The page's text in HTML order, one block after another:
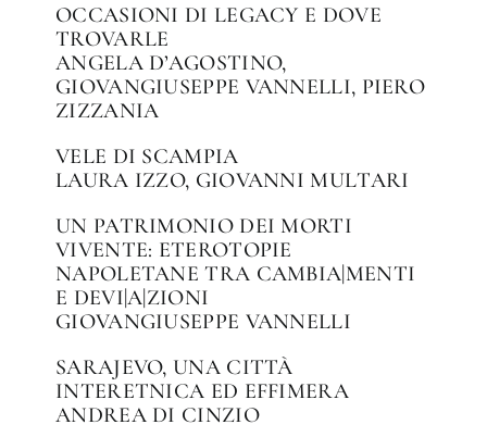
OCCASIONI DI LEGACY E DOVE
TROVARLE
ANGELA D’AGOSTINO,
GIOVANGIUSEPPE VANNELLI, PIERO
ZIZZANIA
VELE DI SCAMPIA
LAURA IZZO, GIOVANNI MULTARI
UN PATRIMONIO DEI MORTI
VIVENTE: ETEROTOPIE
NAPOLETANE TRA CAMBIA|MENTI
E DEVI|A|ZIONI
GIOVANGIUSEPPE VANNELLI
SARAJEVO, UNA CITTÀ
INTERETNICA ED EFFIMERA
ANDREA DI CINZIO